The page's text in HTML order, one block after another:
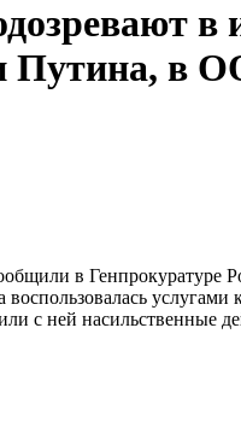
в
в
с ней насильственные